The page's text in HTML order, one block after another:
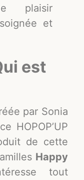
plaisir
et
est
par Sonia
HOPOP’UP
de cette
Happy
tout